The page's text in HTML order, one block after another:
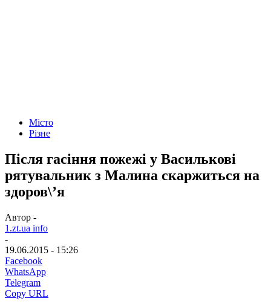
Місто
Різне
Після гасіння пожежі у Василькові
рятувальник з Малина скаржиться на
здоров\’я
Автор -
1.zt.ua info
-
19.06.2015 - 15:26
Facebook
WhatsApp
Telegram
Copy URL